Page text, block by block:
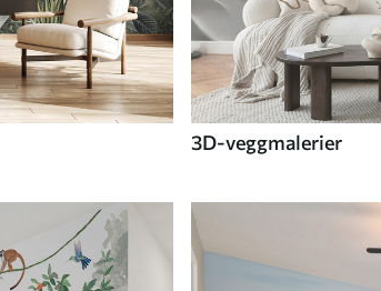
3D-veggmalerier